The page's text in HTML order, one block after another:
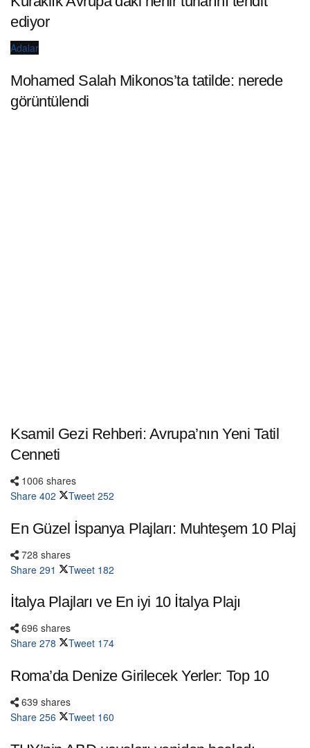
ediyor
Adalar
Mohamed Salah Mikonos’ta tatilde: nerede
görüntülendi
Ksamil Gezi Rehberi: Avrupa’nın Yeni Tatil
Cenneti
1006 shares
Share 402 Tweet 252
En Güzel İspanya Plajları: Muhteşem 10 Plaj
728 shares
Share 291 Tweet 182
İtalya Plajları ve En iyi 10 İtalya Plajı
696 shares
Share 278 Tweet 174
Roma’da Denize Girilecek Yerler: Top 10
639 shares
Share 256 Tweet 160